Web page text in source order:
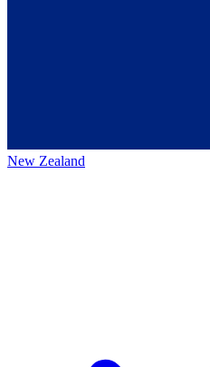
New Zealand